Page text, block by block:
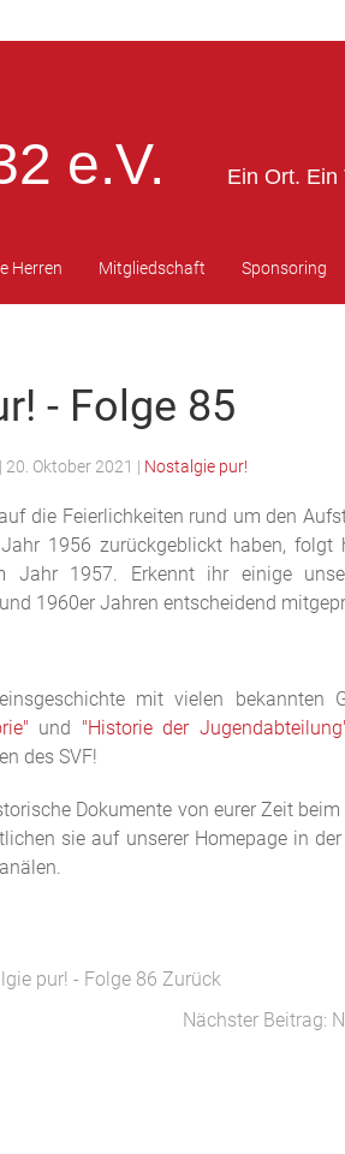
e.V. Ein Ort. Ein
Herren Mitgliedschaft Sponsoring
- Folge 85
| 20. Oktober 2021 | Nostalgie pur!
die Feierlichkeiten rund um den
1956 zurückgeblickt haben, folgt
Jahr 1957. Erkennt ihr einige
1960er Jahren entscheidend
mit vielen bekannten
und "Historie der
des SVF!
Dokumente von eurer Zeit
sie auf unserer Homepage in
pur! - Folge 86 Zurück
Nächster Beitrag: